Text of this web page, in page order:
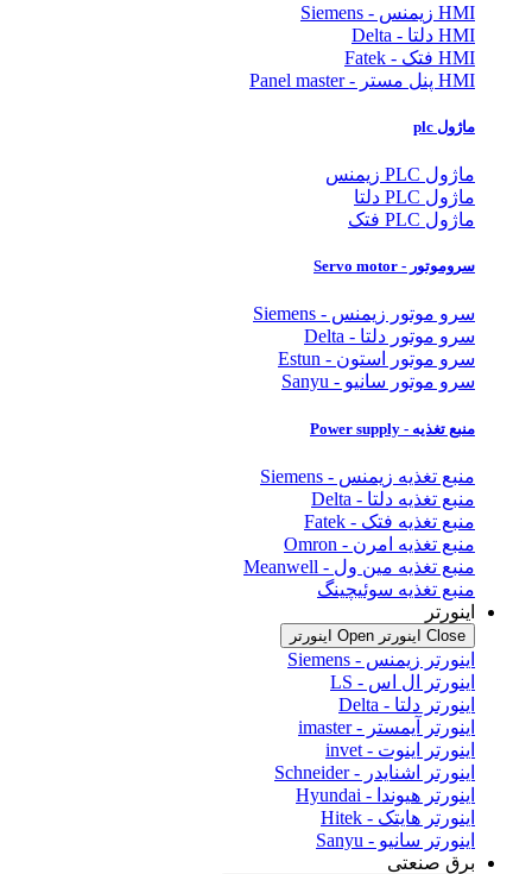
HMI زیمنس - Siemens
HMI دلتا - Delta
HMI فتک - Fatek
HMI پنل مستر - Panel master
ماژول plc
ماژول PLC زیمنس
ماژول PLC دلتا
ماژول PLC فتک
سروموتور - Servo motor
سرو موتور زیمنس - Siemens
سرو موتور دلتا - Delta
سرو موتور استون - Estun
سرو موتور سانیو - Sanyu
منبع تغذیه - Power supply
منبع تغذیه زیمنس - Siemens
منبع تغذیه دلتا - Delta
منبع تغذیه فتک - Fatek
منبع تغذیه امرن - Omron
منبع تغذیه مین ول - Meanwell
منبع تغذیه سوئیچینگ
اینورتر
Close اینورتر Open اینورتر
اینورتر زیمنس - Siemens
اینورتر ال اس - LS
اینورتر دلتا - Delta
اینورتر آیمستر - imaster
اینورتر اینوت - invet
اینورتر اشنایدر - Schneider
اینورتر هیوندا - Hyundai
اینورتر هایتک - Hitek
اینورتر سانیو - Sanyu
برق صنعتی